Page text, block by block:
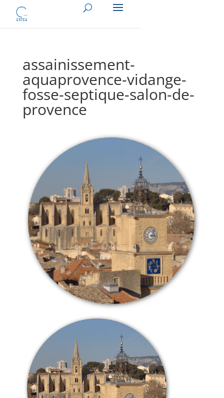
assainissement-
aquaprovence-vidange-
fosse-septique-salon-de-
provence